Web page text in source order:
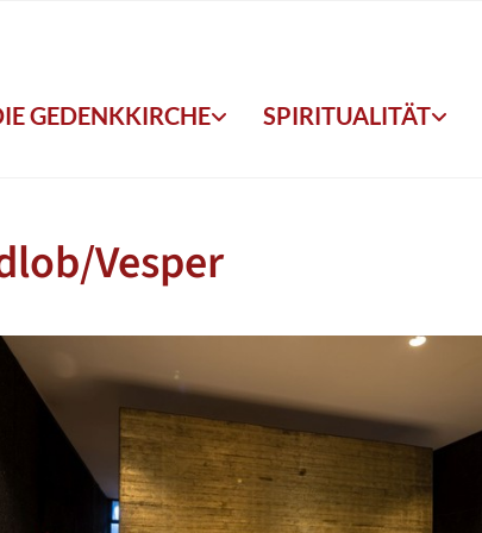
GEDENKKIRCHE SPIRITUALITÄT
Vesper